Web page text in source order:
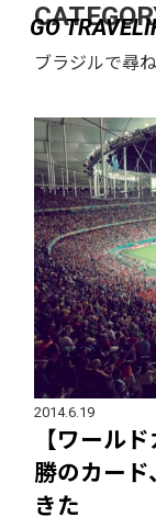
GO
ブラジルで尋
2014.6.19
【ワール
勝のカー
きた